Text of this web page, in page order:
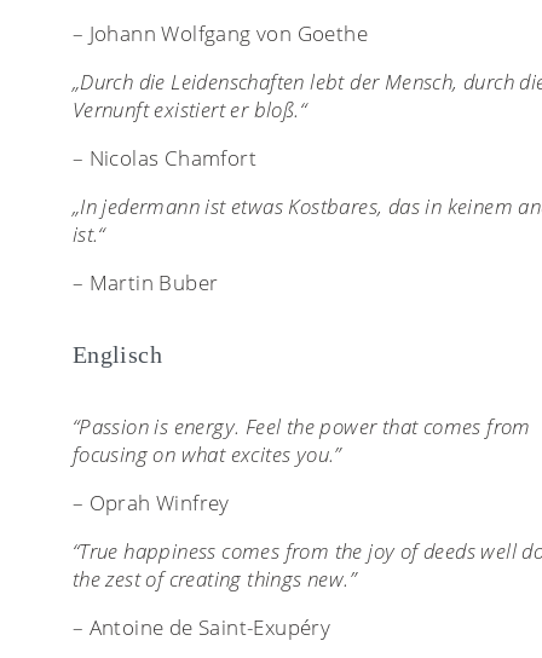
– Johann Wolfgang von Goethe
„Durch die Leidenschaften lebt der Mensch, durch
Vernunft existiert er bloß.“
– Nicolas Chamfort
„In jedermann ist etwas Kostbares, das in keinem
ist.“
– Martin Buber
Englisch
“Passion is energy. Feel the power that comes from
focusing on what excites you.”
– Oprah Winfrey
“True happiness comes from the joy of deeds well
the zest of creating things new.”
– Antoine de Saint-Exupéry